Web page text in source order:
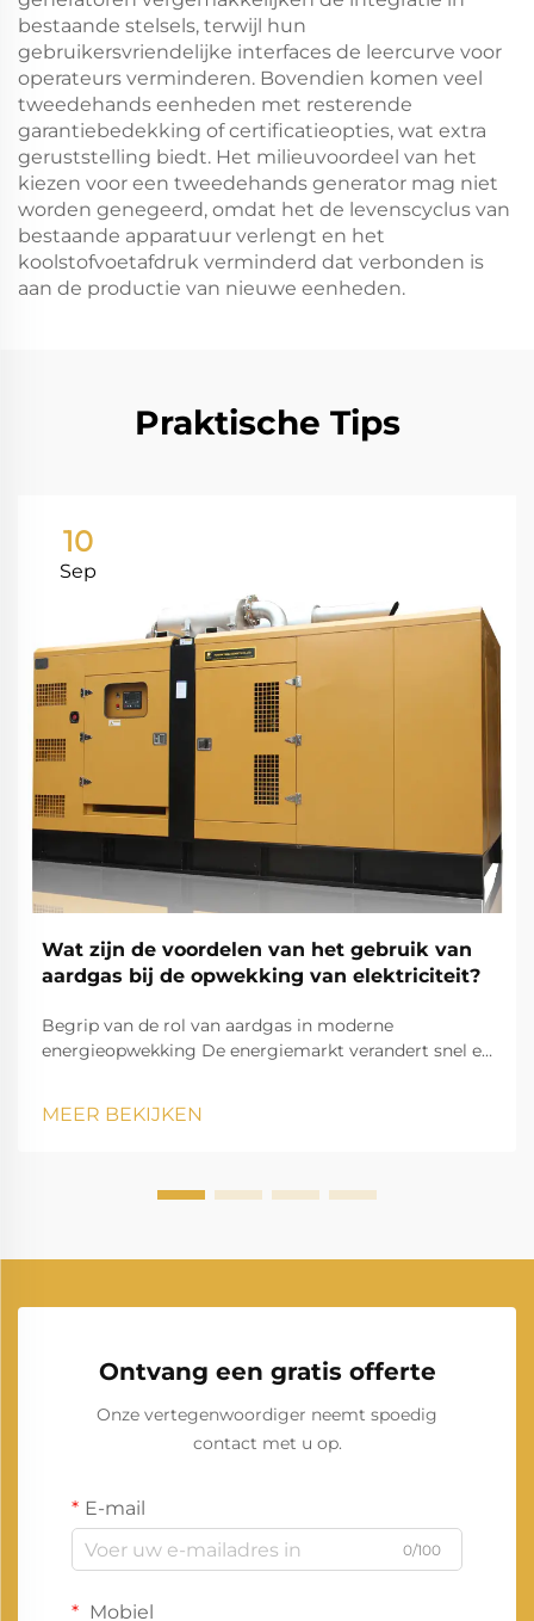
bestaande stelsels, terwijl hun
gebruikersvriendelijke interfaces de leercurve voor
operateurs verminderen. Bovendien komen veel
tweedehands eenheden met resterende
garantiebedekking of certificatieopties, wat extra
geruststelling biedt. Het milieuvoordeel van het
kiezen voor een tweedehands generator mag niet
worden genegeerd, omdat het de levenscyclus van
bestaande apparatuur verlengt en het
koolstofvoetafdruk verminderd dat verbonden is
aan de productie van nieuwe eenheden.
Praktische Tips
10
Sep
Wat zijn de voordelen van het gebruik van
aardgas bij de opwekking van elektriciteit?
Begrip van de rol van aardgas in moderne
energieopwekking De energiemarkt verandert snel en
wereldwijd streven naar schonere, efficiëntere...
MEER BEKIJKEN
Ontvang een gratis offerte
Onze vertegenwoordiger neemt spoedig
contact met u op.
E-mail
0/100
Mobiel